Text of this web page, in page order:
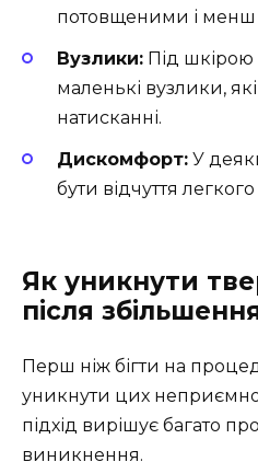
потовщеними і
Вузлики: Під шкірою
маленькі вузлики,
натисканні.
Дискомфорт: У
бути відчуття
Як уникнути
після
Перш ніж бігти на
уникнути цих
підхід вирішує багато
виникнення.